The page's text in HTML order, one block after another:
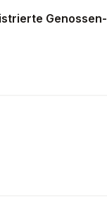
Genossen-